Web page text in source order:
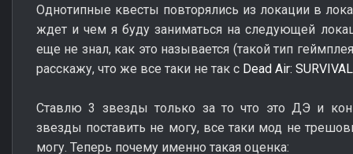
Однотипные квесты повторялись из локации в
ждет и чем я буду заниматься на следующей
еще не знал, как это называется (такой тип
расскажу, что же все таки не так с Dead Air: SURVIVAL
Ставлю 3 звезды только за то что это ДЭ и
звезды поставить не могу, все таки мод не
могу. Теперь почему именно такая оценка: